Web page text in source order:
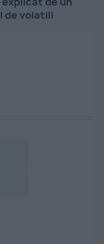
de volatili